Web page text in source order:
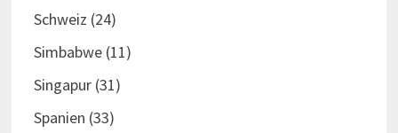
Schweiz (24)
Simbabwe(11)
Singapur(31)
Spanien (33)